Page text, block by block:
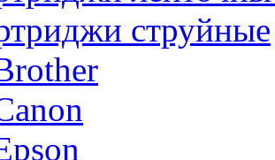
струйные